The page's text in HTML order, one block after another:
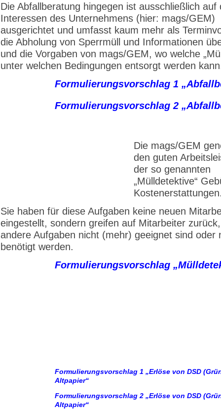
Die Abfallberatung hingegen ist ausschließlich auf
Interessen des Unternehmens (hier: mags/GEM)
ausgerichtet und umfasst kaum mehr als
die Abholung von Sperrmüll und Informationen
und die Vorgaben von mags/GEM, wo welche
unter welchen Bedingungen entsorgt werden
Formulierungsvorschlag 1
Formulierungsvorschlag 2
Die mags/GEM
den guten
der so genannten
„Mülldetektive“
Sie haben für diese Aufgaben keine neuen
eingestellt, sondern greifen auf Mitarbeiter
andere Aufgaben nicht (mehr) geeignet sind oder
benötigt werden.
Formulierungsvorschlag
Formulierungsvorschlag 1 „Erlöse von DSD
Altpapier“
Formulierungsvorschlag 2 „Erlöse von DSD
Altpapier“